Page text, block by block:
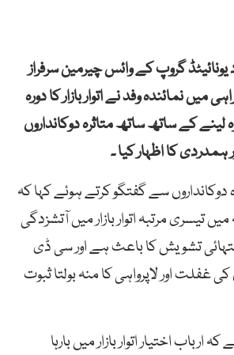
یونائیٹڈ گروپ کے وائس چیرمین سرفراز
نمائندہ وفد نے اتوار بازار کا دورہ
لینے کے ساتھ ساتھ متاثرہ دوکانداروں
کا اظہار کیا ۔
دوکانداروں سے گفتگو کرتے ہوئے کہا کہ
تیسری مرتبہ اتوار بازار میں آتشزدگی
تشویش کا باعث ہے اور سی ڈی
غفلت اور لاپرواہی کا منہ بولتا ثبوت
ارباب اختیار اتوار بازار میں بارہا